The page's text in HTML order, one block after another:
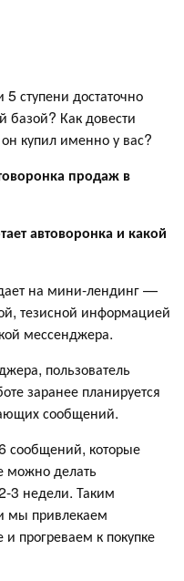
ступени достаточно
базой? Как довести
купил именно у вас?
продаж в
автоворонка и какой
на мини-лендинг —
тезисной информацией
мессенджера.
пользователь
заранее планируется
сообщений.
сообщений, которые
можно делать
3 недели. Таким
мы привлекаем
прогреваем к покупке